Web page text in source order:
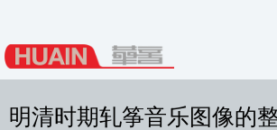
明清时期轧筝音乐图像的